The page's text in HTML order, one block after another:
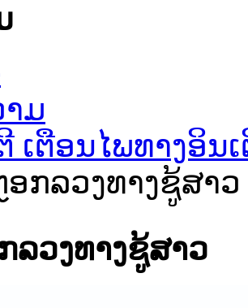
ມ
ເຕືອນໄພທາງອິນ
ກລວງທາງຊູ້ສາວ
ລວງທາງຊູ້ສາວ